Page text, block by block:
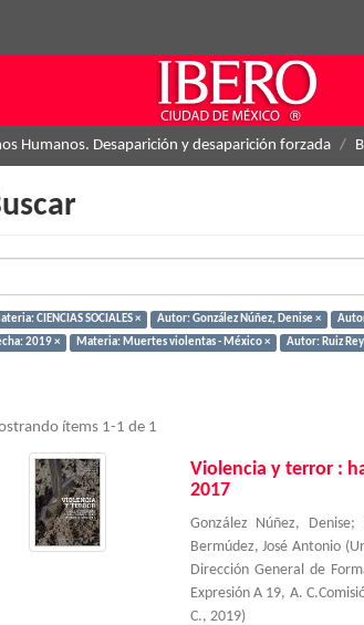
Humanos. Desaparición y desaparición forzada
CIENCIAS SOCIALES × Autor: González Núñez, Denise ×
2019 ×
Materia: Muertes violentas - México × Autor: Ruiz
ítems 1-1 de 1
Violencia y terror :
2017
González Núñez, Denise;
Bermúdez, José Antonio (
Dirección General de
Expresión A 19, A.
C., 2019)